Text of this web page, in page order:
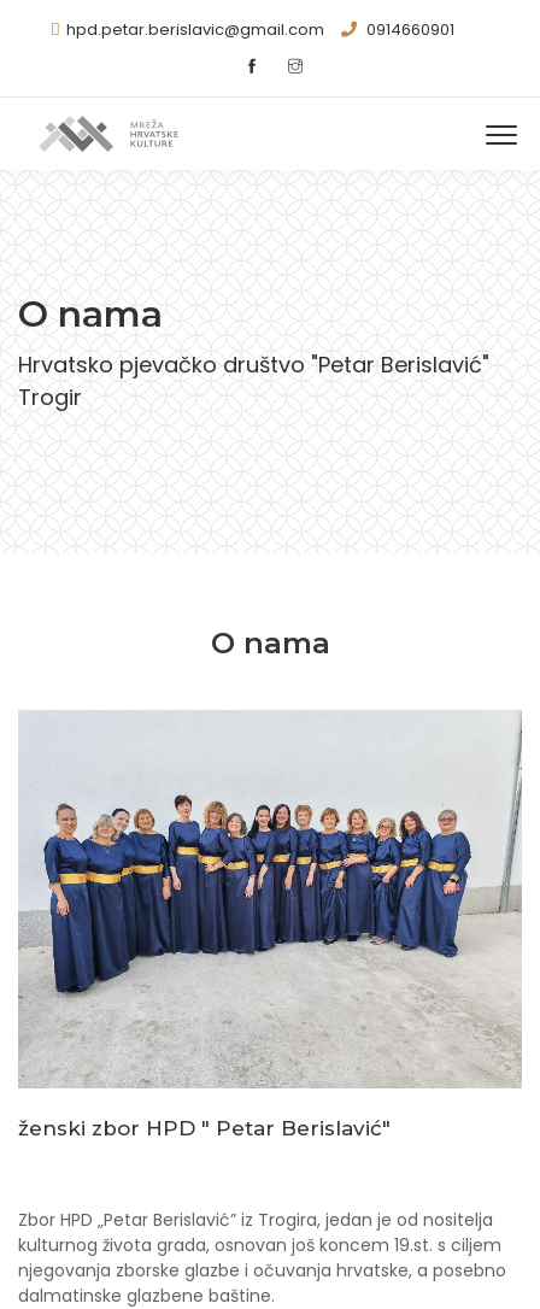
hpd.petar.berislavic@gmail.com 0914660901
O nama
Hrvatsko pjevačko društvo "Petar Berislavić"
Trogir
O nama
ženski zbor HPD " Petar Berislavić"
Zbor HPD „Petar Berislavić” iz Trogira, jedan je od nositelja
kulturnog života grada, osnovan još koncem 19.st. s ciljem
njegovanja zborske glazbe i očuvanja hrvatske, a posebno
dalmatinske glazbene baštine.